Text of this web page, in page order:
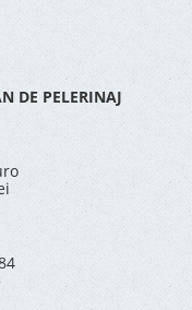
DE PELERINAJ